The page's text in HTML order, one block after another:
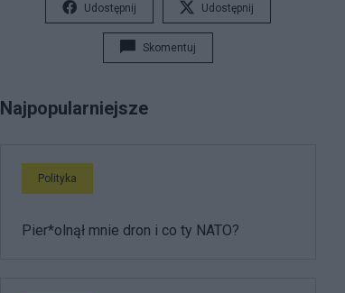
Udostępnij Udostępnij
Skomentuj
Najpopularniejsze
Polityka
Pier*olnął mnie dron i co ty NATO?